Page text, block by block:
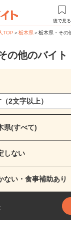
後で見る
TOP ＞栃木県＞栃木県・その
の他のバイト
県(すべて)
しない
ない・食事補助あり